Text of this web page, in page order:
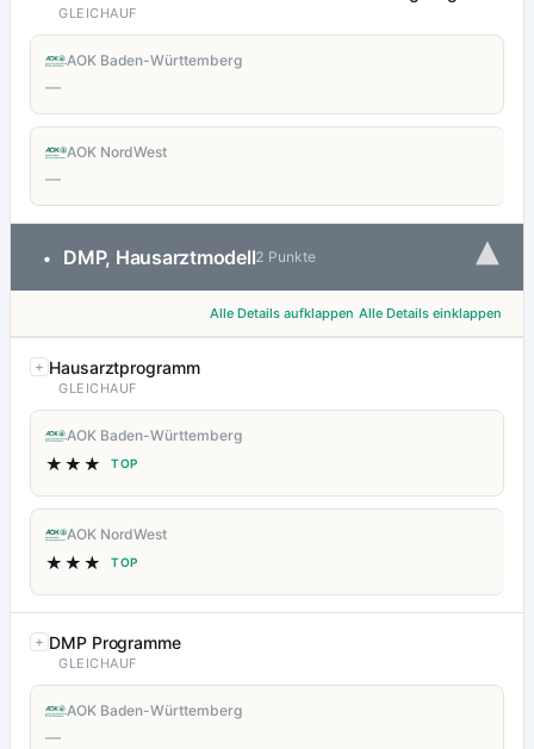
GLEICHAUF
AOK Baden-Württemberg
—
AOK NordWest
—
• DMP, Hausarztmodell2 Punkte ▾
Alle Details aufklappen Alle Details einklappen
Hausarztprogramm
GLEICHAUF
AOK Baden-Württemberg
★★★ TOP
AOK NordWest
★★★ TOP
DMP Programme
GLEICHAUF
AOK Baden-Württemberg
—